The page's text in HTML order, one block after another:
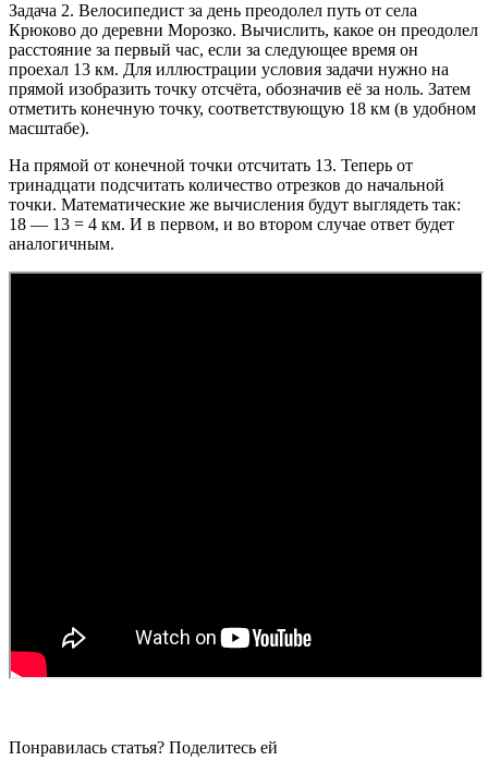
Задача 2. Велосипедист за день преодолел путь от села
Крюково до деревни Морозко. Вычислить, какое он преодолел
расстояние за первый час, если за следующее время он
проехал 13 км. Для иллюстрации условия задачи нужно на
прямой изобразить точку отсчёта, обозначив её за ноль. Затем
отметить конечную точку, соответствующую 18 км (в удобном
масштабе).
На прямой от конечной точки отсчитать 13. Теперь от
тринадцати подсчитать количество отрезков до начальной
точки. Математические же вычисления будут выглядеть так:
18 — 13 = 4 км. И в первом, и во втором случае ответ будет
аналогичным.
Понравилась статья? Поделитесь ей